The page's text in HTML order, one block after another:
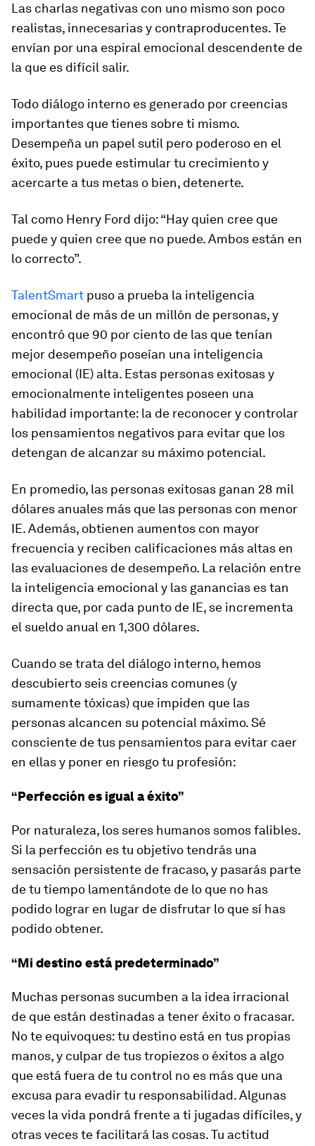
Las charlas negativas con uno mismo son poco
realistas, innecesarias y contraproducentes. Te
envían por una espiral emocional descendente de
la que es difícil salir.
Todo diálogo interno es generado por creencias
importantes que tienes sobre ti mismo.
Desempeña un papel sutil pero poderoso en el
éxito, pues puede estimular tu crecimiento y
acercarte a tus metas o bien, detenerte.
Tal como Henry Ford dijo: “Hay quien cree que
puede y quien cree que no puede. Ambos están en
lo correcto”.
TalentSmart puso a prueba la inteligencia
emocional de más de un millón de personas, y
encontró que 90 por ciento de las que tenían
mejor desempeño poseían una inteligencia
emocional (IE) alta. Estas personas exitosas y
emocionalmente inteligentes poseen una
habilidad importante: la de reconocer y controlar
los pensamientos negativos para evitar que los
detengan de alcanzar su máximo potencial.
En promedio, las personas exitosas ganan 28 mil
dólares anuales más que las personas con menor
IE. Además, obtienen aumentos con mayor
frecuencia y reciben calificaciones más altas en
las evaluaciones de desempeño. La relación entre
la inteligencia emocional y las ganancias es tan
directa que, por cada punto de IE, se incrementa
el sueldo anual en 1,300 dólares.
Cuando se trata del diálogo interno, hemos
descubierto seis creencias comunes (y
sumamente tóxicas) que impiden que las
personas alcancen su potencial máximo. Sé
consciente de tus pensamientos para evitar caer
en ellas y poner en riesgo tu profesión:
“Perfección es igual a éxito”
Por naturaleza, los seres humanos somos falibles.
Si la perfección es tu objetivo tendrás una
sensación persistente de fracaso, y pasarás parte
de tu tiempo lamentándote de lo que no has
podido lograr en lugar de disfrutar lo que sí has
podido obtener.
“Mi destino está predeterminado”
Muchas personas sucumben a la idea irracional
de que están destinadas a tener éxito o fracasar.
No te equivoques: tu destino está en tus propias
manos, y culpar de tus tropiezos o éxitos a algo
que está fuera de tu control no es más que una
excusa para evadir tu responsabilidad. Algunas
veces la vida pondrá frente a ti jugadas difíciles, y
otras veces te facilitará las cosas. Tu actitud